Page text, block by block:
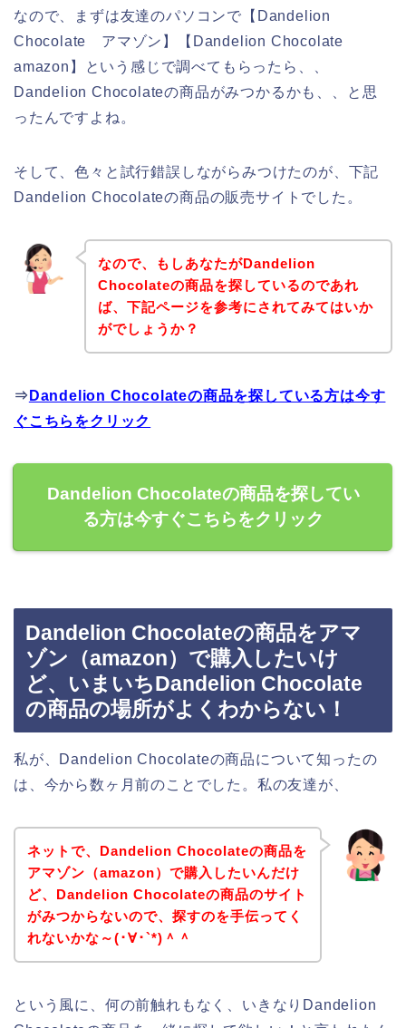
なので、まずは友達のパソコンで【Dandelion
Chocolate アマゾン】【Dandelion Chocolate
amazon】という感じで調べてもらったら、、
Dandelion Chocolateの商品がみつかるかも、、と思
ったんですよね。
そして、色々と試行錯誤しながらみつけたのが、下記
Dandelion Chocolateの商品の販売サイトでした。
なので、もしあなたがDandelion
Chocolateの商品を探しているのであれ
ば、下記ページを参考にされてみてはいか
がでしょうか？
⇒ Dandelion Chocolateの商品を探している方は今す
ぐこちらをクリック
Dandelion Chocolateの商品を探してい
る方は今すぐこちらをクリック
Dandelion Chocolateの商品をアマ
ゾン（amazon）で購入したいけ
ど、いまいちDandelion Chocolate
の商品の場所がよくわからない！
私が、Dandelion Chocolateの商品について知ったの
は、今から数ヶ月前のことでした。私の友達が、
ネットで、Dandelion Chocolateの商品を
アマゾン（amazon）で購入したいんだけ
ど、Dandelion Chocolateの商品のサイト
がみつからないので、探すのを手伝ってく
れないかな～(･∀･`*)＾＾
という風に、何の前触れもなく、いきなりDandelion